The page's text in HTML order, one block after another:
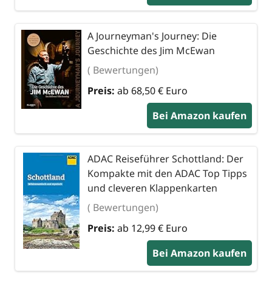
A Journeyman's Journey: Die
Geschichte des Jim McEwan
( Bewertungen)
Preis: ab 68,50 € Euro
Bei Amazon kaufen
ADAC Reiseführer Schottland: Der
Kompakte mit den ADAC Top Tipps
und cleveren Klappenkarten
( Bewertungen)
Preis: ab 12,99 € Euro
Bei Amazon kaufen